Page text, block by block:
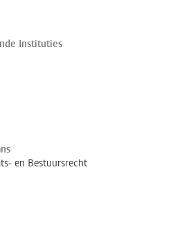
Instituties
en Bestuursrecht